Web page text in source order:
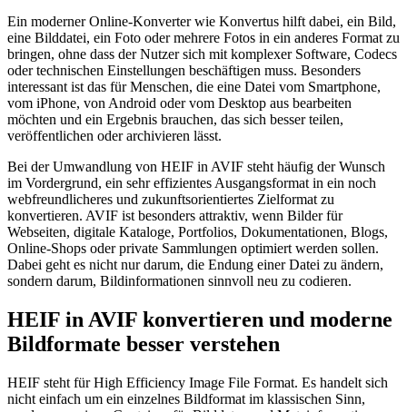
Ein moderner Online-Konverter wie Konvertus hilft dabei, ein Bild,
eine Bilddatei, ein Foto oder mehrere Fotos in ein anderes Format zu
bringen, ohne dass der Nutzer sich mit komplexer Software, Codecs
oder technischen Einstellungen beschäftigen muss. Besonders
interessant ist das für Menschen, die eine Datei vom Smartphone,
vom iPhone, von Android oder vom Desktop aus bearbeiten
möchten und ein Ergebnis brauchen, das sich besser teilen,
veröffentlichen oder archivieren lässt.
Bei der Umwandlung von HEIF in AVIF steht häufig der Wunsch
im Vordergrund, ein sehr effizientes Ausgangsformat in ein noch
webfreundlicheres und zukunftsorientiertes Zielformat zu
konvertieren. AVIF ist besonders attraktiv, wenn Bilder für
Webseiten, digitale Kataloge, Portfolios, Dokumentationen, Blogs,
Online-Shops oder private Sammlungen optimiert werden sollen.
Dabei geht es nicht nur darum, die Endung einer Datei zu ändern,
sondern darum, Bildinformationen sinnvoll neu zu codieren.
HEIF in AVIF konvertieren und moderne
Bildformate besser verstehen
HEIF steht für High Efficiency Image File Format. Es handelt sich
nicht einfach um ein einzelnes Bildformat im klassischen Sinn,